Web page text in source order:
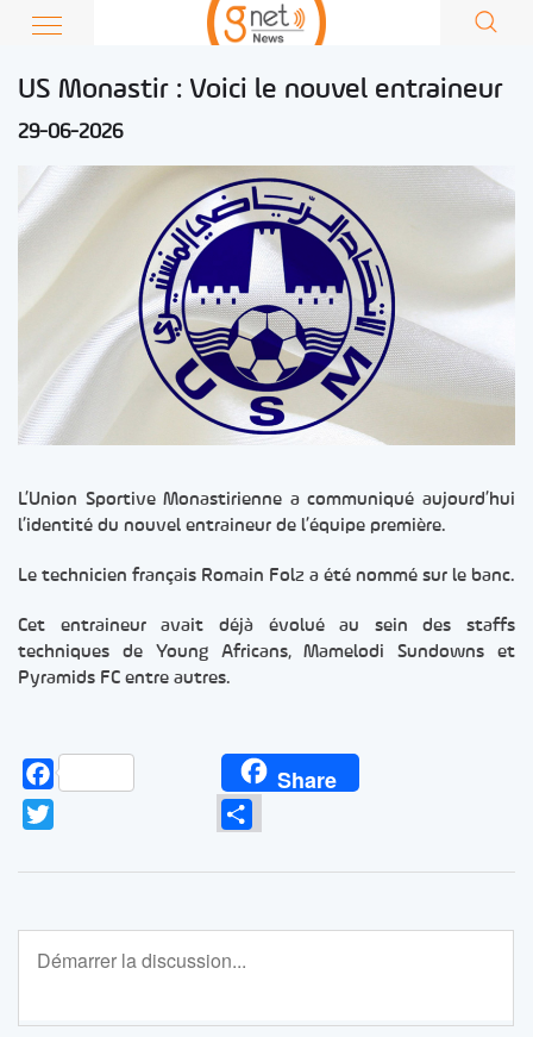
US Monastir : Voici le nouvel entraineur
29-06-2026
L’Union Sportive Monastirienne a communiqué aujourd’hui
l’identité du nouvel entraineur de l’équipe première.
Le technicien français Romain Folz a été nommé sur le banc.
Cet entraineur avait déjà évolué au sein des staffs
techniques de Young Africans, Mamelodi Sundowns et
Pyramids FC entre autres.
Facebook Share